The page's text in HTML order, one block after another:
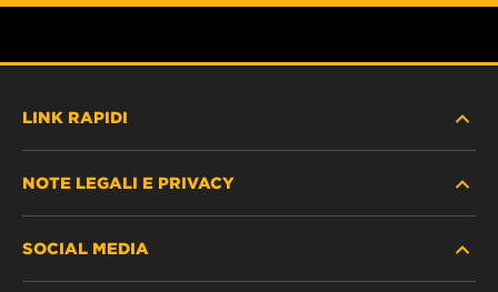
LINK RAPIDI
DOVE ACQUISTARE
NOTE LEGALI E PRIVACY
SOCIAL MEDIA